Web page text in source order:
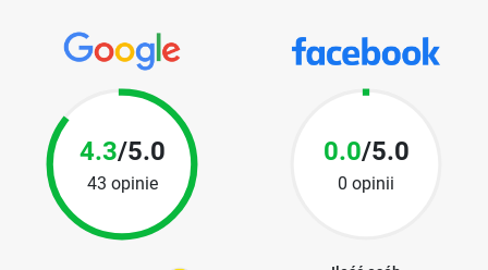
4.3/5.0
43 opinie
0.0/5.0
0 opinii